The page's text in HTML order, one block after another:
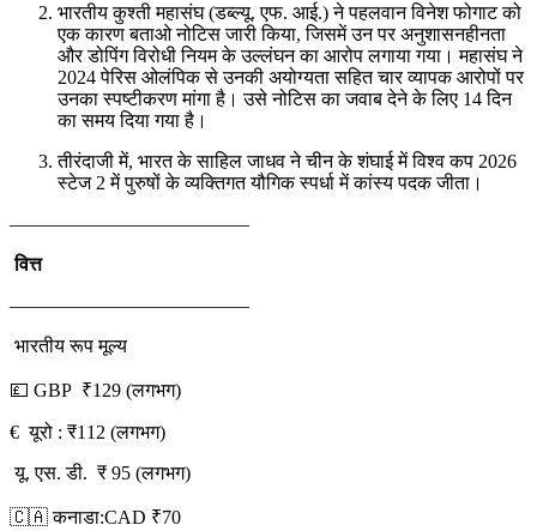
भारतीय कुश्ती महासंघ (डब्ल्यू. एफ. आई.) ने पहलवान विनेश फोगाट को
एक कारण बताओ नोटिस जारी किया, जिसमें उन पर अनुशासनहीनता
और डोपिंग विरोधी नियम के उल्लंघन का आरोप लगाया गया। महासंघ ने
2024 पेरिस ओलंपिक से उनकी अयोग्यता सहित चार व्यापक आरोपों पर
उनका स्पष्टीकरण मांगा है। उसे नोटिस का जवाब देने के लिए 14 दिन
का समय दिया गया है।
तीरंदाजी में, भारत के साहिल जाधव ने चीन के शंघाई में विश्व कप 2026
स्टेज 2 में पुरुषों के व्यक्तिगत यौगिक स्पर्धा में कांस्य पदक जीता।
————————————–
वित्त
————————————–
भारतीय रूप मूल्य
💷 GBP ₹129 (लगभग)
€ यूरो : ₹112 (लगभग)
यू. एस. डी. ₹ 95 (लगभग)
🇨🇦 कनाडा:CAD ₹70